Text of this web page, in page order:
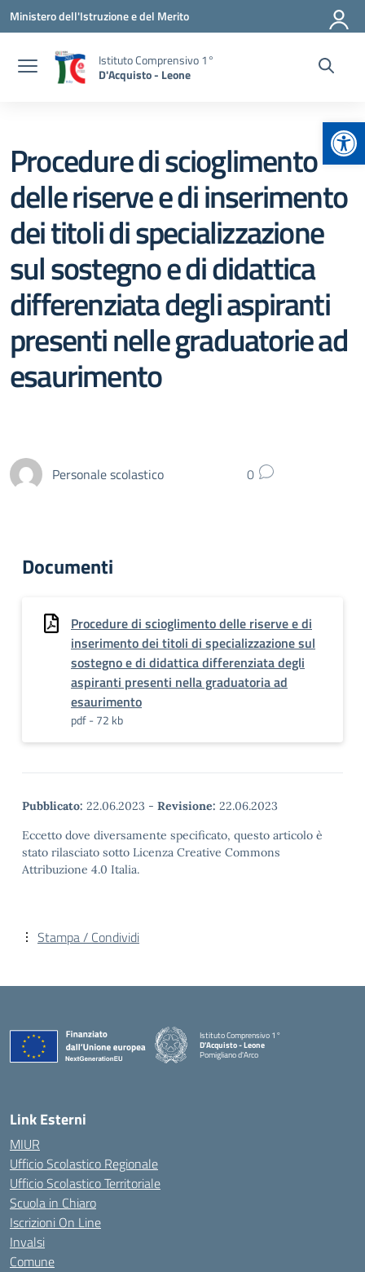
Vai ai contenuti
Vai al menu di navigazione
Vai al footer
Ministero dell'Istruzione e del Merito
Istituto Comprensivo 1°
D'Acquisto - Leone
Procedure di scioglimento
delle riserve e di inserimento
dei titoli di specializzazione
sul sostegno e di didattica
differenziata degli aspiranti
presenti nelle graduatorie ad
esaurimento
Personale scolastico 0
Documenti
Procedure di scioglimento delle riserve e di
inserimento dei titoli di specializzazione sul
sostegno e di didattica differenziata degli
aspiranti presenti nella graduatoria ad
esaurimento
pdf - 72 kb
Pubblicato: 22.06.2023 - Revisione: 22.06.2023
Eccetto dove diversamente specificato, questo articolo è
stato rilasciato sotto Licenza Creative Commons
Attribuzione 4.0 Italia.
Stampa / Condividi
Istituto Comprensivo 1°
D'Acquisto - Leone
Pomigliano d'Arco
— Visita la pagina iniziale della scuola
Link Esterni
MIUR
Ufficio Scolastico Regionale
Ufficio Scolastico Territoriale
Scuola in Chiaro
Iscrizioni On Line
Invalsi
Comune